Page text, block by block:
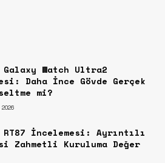
Galaxy Watch Ultra2
Daha İnce Gövde Gerçek
mi?
2026
RT87 İncelemesi: Ayrıntılı
Zahmetli Kuruluma Değer